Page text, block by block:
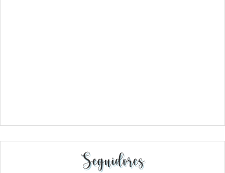
Seguidores